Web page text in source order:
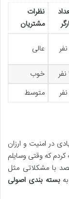
نظرات
مشتریان
عالی
خوب
متوسط
در امنیت و ارزان
که وقتی وسایلم
با مشکلاتی مثل
بسته بندی اصولی